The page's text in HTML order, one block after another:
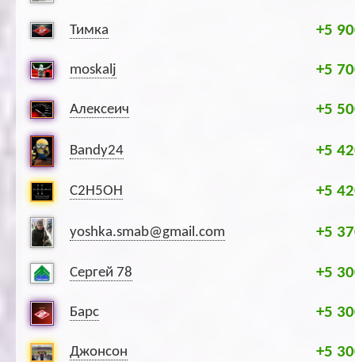
Тимка +5
moskalj +5
Алексеич +5
Bandy24 +5
C2H5OH +5
yoshka.smab@gmail.com +5
Сергей 78 +5
Барс +5
Джонсон +5